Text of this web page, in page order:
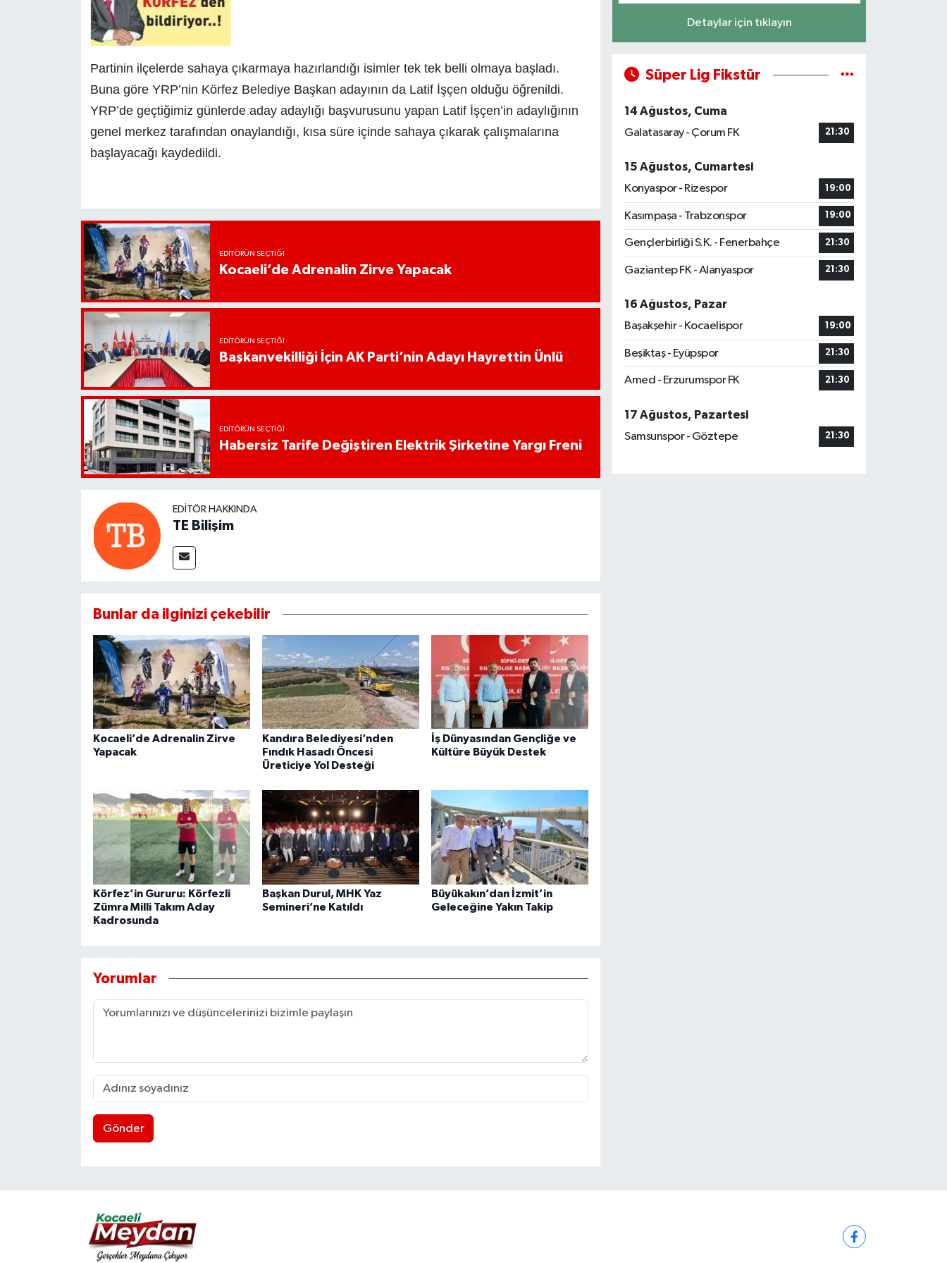
Partinin ilçelerde sahaya çıkarmaya hazırlandığı isimler tek tek belli olmaya başladı.
Buna göre YRP’nin Körfez Belediye Başkan adayının da Latif İşçen olduğu öğrenildi.
YRP’de geçtiğimiz günlerde aday adaylığı başvurusunu yapan Latif İşçen’in adaylığının
genel merkez tarafından onaylandığı, kısa süre içinde sahaya çıkarak çalışmalarına
başlayacağı kaydedildi.
EDITÖRÜN SEÇTIĞI
Kocaeli’de Adrenalin Zirve Yapacak
EDITÖRÜN SEÇTIĞI
Başkanvekilliği İçin AK Parti’nin Adayı Hayrettin Ünlü
EDITÖRÜN SEÇTIĞI
Habersiz Tarife Değiştiren Elektrik Şirketine Yargı Freni
EDITÖR HAKKINDA
TE Bilişim
Bunlar da ilginizi çekebilir
Kocaeli’de Adrenalin Zirve
Yapacak
Kandıra Belediyesi’nden
Fındık Hasadı Öncesi
Üreticiye Yol Desteği
İş Dünyasından Gençliğe ve
Kültüre Büyük Destek
Körfez’in Gururu: Körfezli
Zümra Milli Takım Aday
Kadrosunda
Başkan Durul, MHK Yaz
Semineri’ne Katıldı
Büyükakın’dan İzmit’in
Geleceğine Yakın Takip
Yorumlar
Gönder
Detaylar için tıklayın
Süper Lig Fikstür
14 Ağustos, Cuma
Galatasaray - Çorum FK
21:30
15 Ağustos, Cumartesi
Konyaspor - Rizespor
19:00
Kasımpaşa - Trabzonspor 19:00
Gençlerbirliği S.K. - Fenerbahçe 21:30
Gaziantep FK - Alanyaspor 21:30
16 Ağustos, Pazar
Başakşehir - Kocaelispor
19:00
Beşiktaş - Eyüpspor 21:30
Amed - Erzurumspor FK 21:30
17 Ağustos, Pazartesi
Samsunspor - Göztepe
21:30